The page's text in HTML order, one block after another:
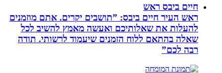
חיים ביבס ראש
ראש העיר חיים ביבס: ”תושבים יקרים. אתם מוזמנים
להעלות את שאלותיכם ואעשה מאמץ להשיב לכל
שאלה בהתאם ללוח הזמנים שיעמוד לרשותי. תודה
רבה לכם”